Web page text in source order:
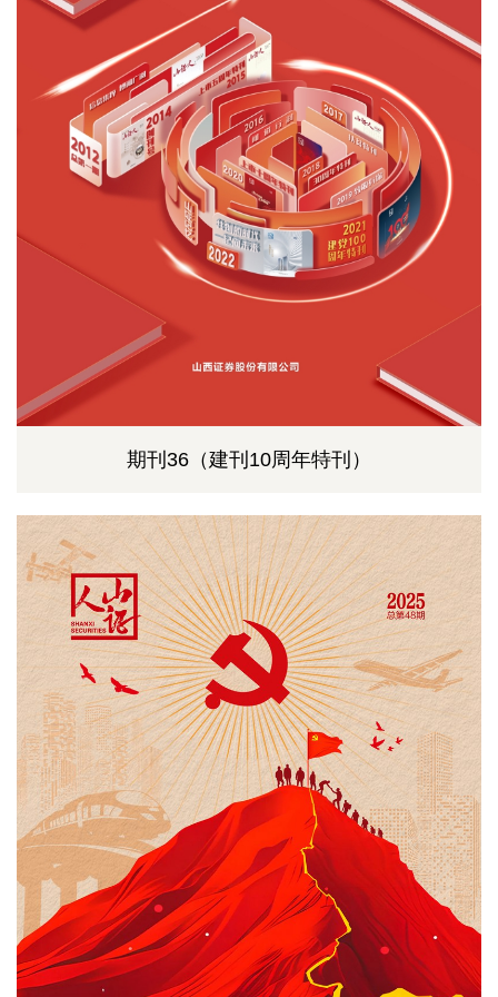
期刊36（建刊10周年特刊）